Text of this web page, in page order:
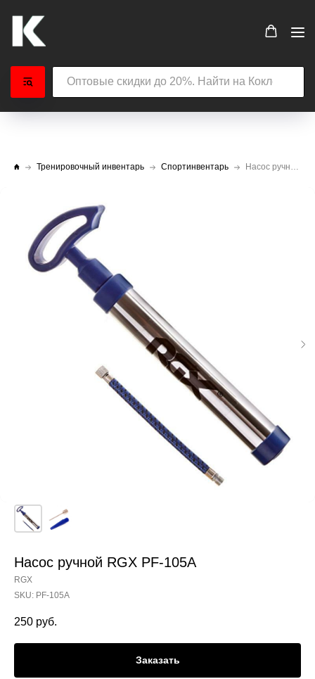
Тренировочный инвентарь Спортинвентарь Насос ручной RGX PF-105A
Насос ручной RGX PF-105A
RGX
SKU: PF-105A
250 руб.
Заказать